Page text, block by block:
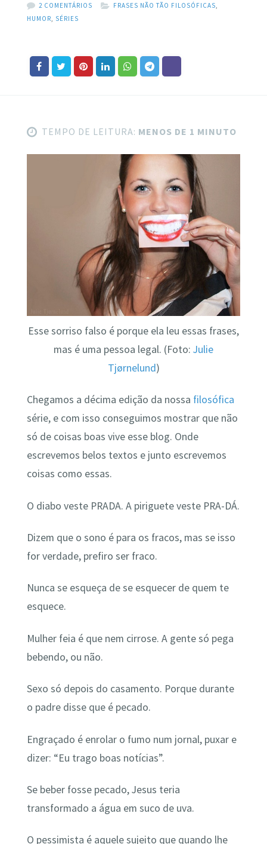
2 COMENTÁRIOS
FRASES NÃO TÃO FILOSÓFICAS
HUMOR
SÉRIES
TEMPO DE LEITURA: MENOS DE 1 MINUTO
Esse sorriso falso é porque ela leu essas frases,
mas é uma pessoa legal. (Foto: Julie
Tjørnelund)
Chegamos a décima edição da nossa filosófica
série, e com isso conseguimos mostrar que não
só de coisas boas vive esse blog. Onde
escrevemos belos textos e junto escrevemos
coisas como essas.
O diabo veste PRADA. A piriguete veste PRA-DÁ.
Dizem que o sono é para os fracos, mas se isso
for verdade, prefiro ser fraco.
Nunca se esqueça de se esquecer de quem te
esquece.
Mulher feia é que nem cirrose. A gente só pega
bebendo, ou não.
Sexo só depois do casamento. Porque durante
o padre disse que é pecado.
Engraçado é enrolar o fumo num jornal, puxar e
dizer: “Eu trago boas notícias”.
Se beber fosse pecado, Jesus teria
transformado a água em suco de uva.
O pessimista é aquele sujeito que quando lhe